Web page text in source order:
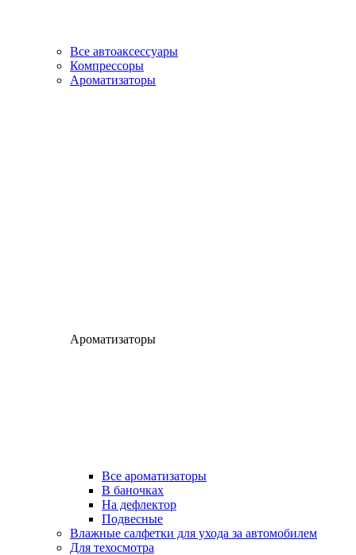
Все автоаксессуары
Компрессоры
Ароматизаторы
Ароматизаторы
Все ароматизаторы
В баночках
На дефлектор
Подвесные
Влажные салфетки для ухода за автомобилем
Для техосмотра